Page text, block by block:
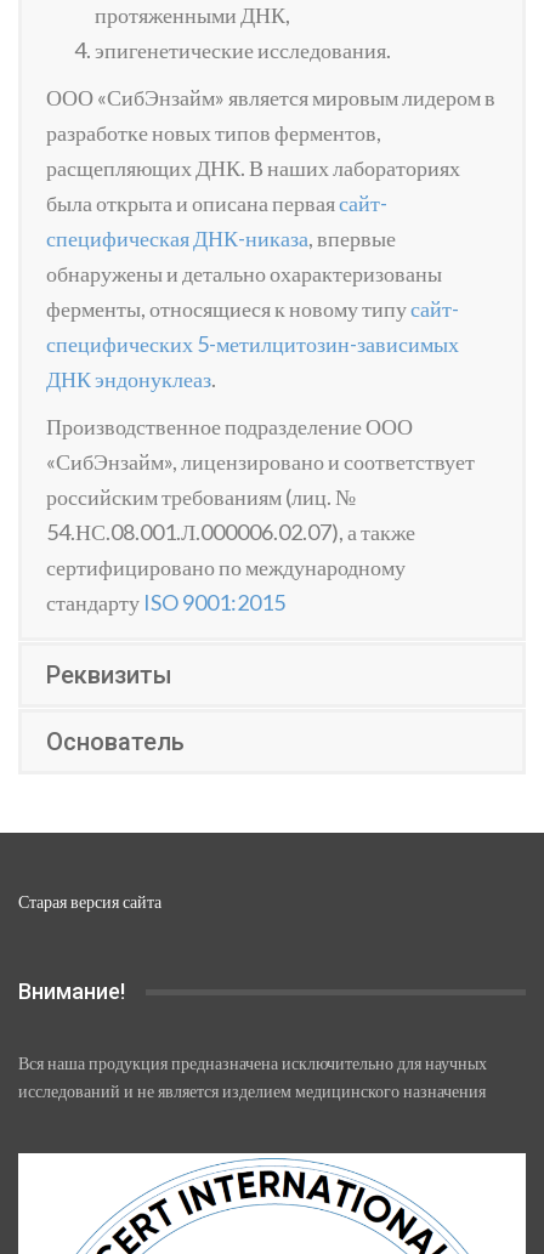
протяженными ДНК,
эпигенетические исследования.
ООО «СибЭнзайм» является мировым лидером в
разработке новых типов ферментов,
расщепляющих ДНК. В наших лабораториях
была открыта и описана перваясайт-
специфическая ДНК-никаза, впервые
обнаружены и детально охарактеризованы
ферменты, относящиеся к новому типусайт-
специфических 5-метилцитозин-зависимых
ДНК эндонуклеаз.
Производственное подразделение ООО
«СибЭнзайм», лицензировано и соответствует
российским требованиям (лиц. №
54.НС.08.001.Л.000006.02.07), а также
сертифицировано по международному
стандарту ISO 9001:2015
Реквизиты
Основатель
Старая версия сайта
Внимание!
Вся наша продукция предназначена исключительно для научных
исследований и не является изделием медицинского назначения